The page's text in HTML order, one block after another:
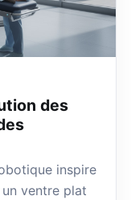
des
inspire
ventre plat